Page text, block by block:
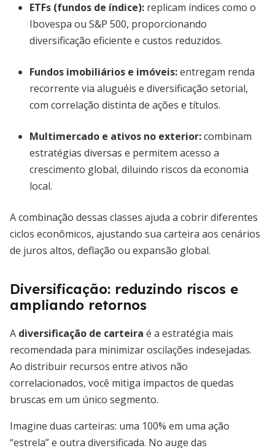
ETFs (fundos de índice): replicam índices como o
Ibovespa ou S&P 500, proporcionando
diversificação eficiente e custos reduzidos.
Fundos imobiliários e imóveis:entregam renda
recorrente via aluguéis e diversificação setorial,
com correlação distinta de ações e títulos.
Multimercado e ativos no exterior:combinam
estratégias diversas e permitem acesso a
crescimento global, diluindo riscos da economia
local.
A combinação dessas classes ajuda a cobrir diferentes
ciclos econômicos, ajustando sua carteira aos cenários
de juros altos, deflação ou expansão global.
Diversificação: reduzindo riscos e
ampliando retornos
A diversificação de carteira é a estratégia mais
recomendada para minimizar oscilações indesejadas.
Ao distribuir recursos entre ativos não
correlacionados, você mitiga impactos de quedas
bruscas em um único segmento.
Imagine duas carteiras: uma 100% em uma ação
“estrela” e outra diversificada. No auge das